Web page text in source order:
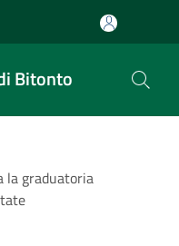
Bitonto
la graduatoria